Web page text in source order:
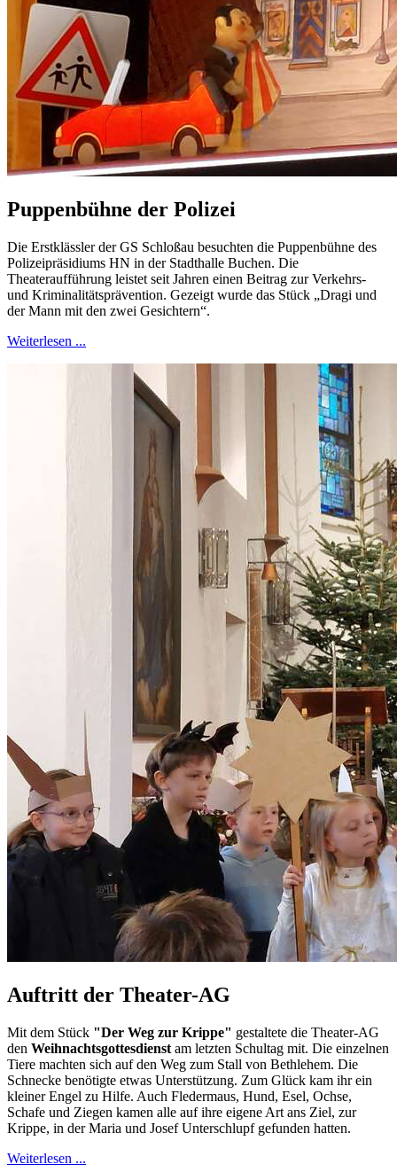
Puppenbühne der Polizei
Die Erstklässler der GS Schloßau besuchten die Puppenbühne des
Polizeipräsidiums HN in der Stadthalle Buchen. Die
Theateraufführung leistet seit Jahren einen Beitrag zur Verkehrs-
und Kriminalitätsprävention. Gezeigt wurde das Stück „Dragi und
der Mann mit den zwei Gesichtern“.
Weiterlesen ...
Auftritt der Theater-AG
Mit dem Stück "Der Weg zur Krippe" gestaltete die Theater-AG
den Weihnachtsgottesdienst am letzten Schultag mit. Die einzelnen
Tiere machten sich auf den Weg zum Stall von Bethlehem. Die
Schnecke benötigte etwas Unterstützung. Zum Glück kam ihr ein
kleiner Engel zu Hilfe. Auch Fledermaus, Hund, Esel, Ochse,
Schafe und Ziegen kamen alle auf ihre eigene Art ans Ziel, zur
Krippe, in der Maria und Josef Unterschlupf gefunden hatten.
Weiterlesen ...